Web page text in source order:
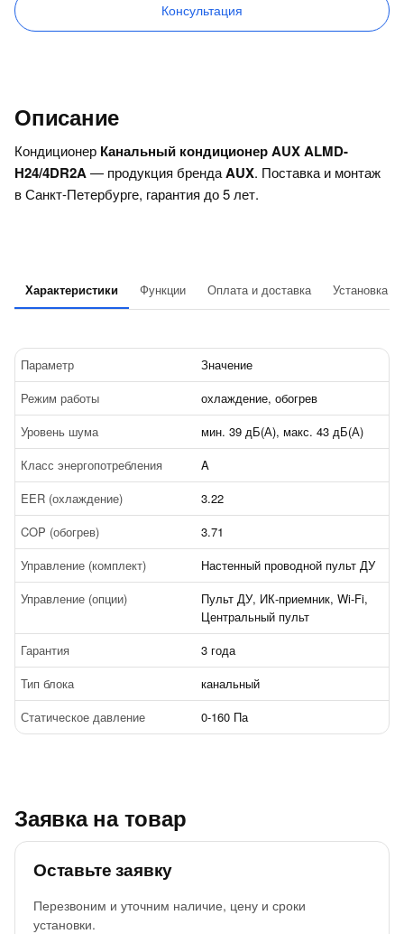
Консультация
Описание
Кондиционер Канальный кондиционер AUX ALMD-
H24/4DR2A— продукция брендаAUX. Поставка и монтаж
в Санкт-Петербурге, гарантия до 5 лет.
Характеристики Функции Оплата и доставка Установка
Параметр
Значение
Режим работы
охлаждение, обогрев
Уровень шума
мин. 39 дБ(А), макс. 43 дБ(А)
Класс энергопотребления
A
EER (охлаждение)
3.22
COP (обогрев)
3.71
Управление (комплект)
Настенный проводной пульт ДУ
Управление (опции)
Пульт ДУ, ИК-приемник, Wi-Fi,
Центральный пульт
Гарантия
3 года
Тип блока
канальный
Статическое давление
0-160 Па
Заявка на товар
Оставьте заявку
Перезвоним и уточним наличие, цену и сроки
установки.